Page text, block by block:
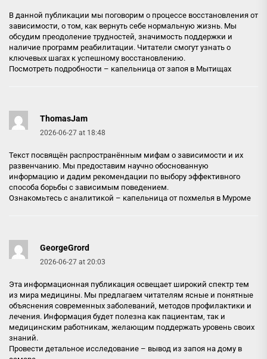
В данной публикации мы поговорим о процессе восстановления от
зависимости, о том, как вернуть себе нормальную жизнь. Мы
обсудим преодоление трудностей, значимость поддержки и
наличие программ реабилитации. Читатели смогут узнать о
ключевых шагах к успешному восстановлению.
Посмотреть подробности – капельница от запоя в Мытищах
ThomasJam
2026-06-27 at 18:48
Текст посвящён распространённым мифам о зависимости и их
развенчанию. Мы предоставим научно обоснованную
информацию и дадим рекомендации по выбору эффективного
способа борьбы с зависимым поведением.
Ознакомьтесь с аналитикой – капельница от похмелья в Муроме
GeorgeGrord
2026-06-27 at 20:03
Эта информационная публикация освещает широкий спектр тем
из мира медицины. Мы предлагаем читателям ясные и понятные
объяснения современных заболеваний, методов профилактики и
лечения. Информация будет полезна как пациентам, так и
медицинским работникам, желающим поддержать уровень своих
знаний.
Провести детальное исследование – вывод из запоя на дому в